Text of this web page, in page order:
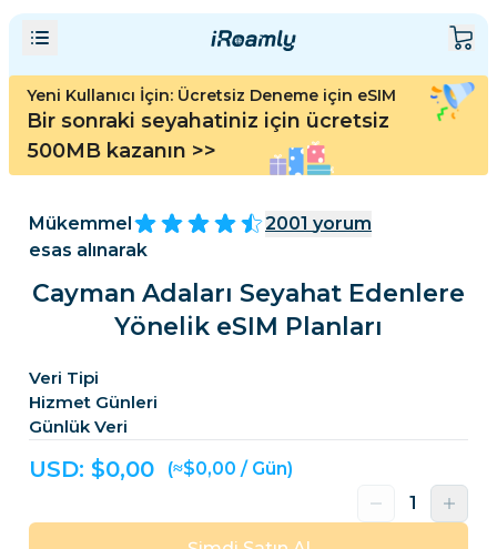
Yeni Kullanıcı İçin: Ücretsiz Deneme için eSIM
Bir sonraki seyahatiniz için ücretsiz
500MB kazanın >>
Mükemmel 2001 yorum
esas alınarak
Cayman Adaları Seyahat Edenlere
Yönelik eSIM Planları
Veri Tipi
Hizmet Günleri
Günlük Veri
USD: $0,00 (≈$0,00 / Gün)